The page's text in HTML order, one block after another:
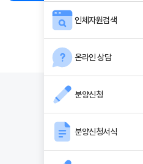
인체자원검색
온라인 상담
분양신청
분양신청서식